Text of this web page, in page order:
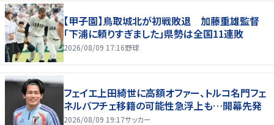
【甲子園】鳥取城北が初戦敗退 加藤重雄監督
「下浦に頼りすぎました」県勢は全国11連敗
2026/08/09 17:16野球
フェイエ上田綺世に高額オファー、トルコ名門フェ
ネルバフチェ移籍の可能性急浮上も…開幕先発
2026/08/09 19:17サッカー